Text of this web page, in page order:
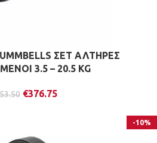
ΣΕΤ ΑΛΤΗΡΕΣ
3.5 – 20.5 KG
€376.75
-10%